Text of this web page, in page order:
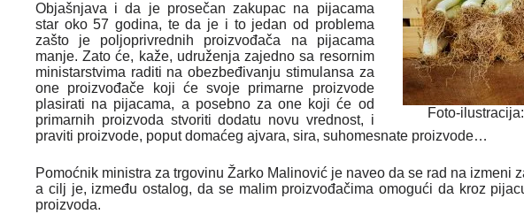
Foto-
Objašnjava i da je prosečan zakupac na pijacama
star oko 57 godina, te da je i to jedan od problema
zašto je poljoprivrednih proizvođača na pijacama
manje. Zato će, kaže, udruženja zajedno sa resornim
ministarstvima raditi na obezbeđivanju stimulansa za
one proizvođače koji će svoje primarne proizvode
plasirati na pijacama, a posebno za one koji će od
primarnih proizvoda stvoriti dodatu novu vrednost, i
praviti proizvode, poput domaćeg ajvara, sira, suhomesnate proizvode…
Pomoćnik ministra za trgovinu Žarko Malinović je naveo da se rad na izmeni
a cilj je, između ostalog, da se malim proizvođačima omogući da kroz
proizvoda.